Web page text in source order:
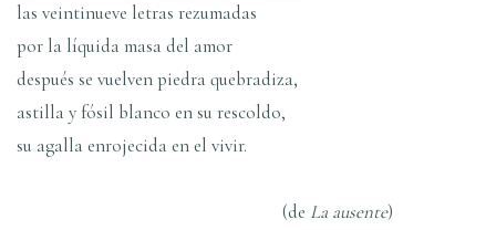
las veintinueve letras rezumadas
por la lí­quida masa del amor
después se vuelven piedra quebradiza,
astilla y fósil blanco en su rescoldo,
su agalla enrojecida en el vivir.
(de La ausente)